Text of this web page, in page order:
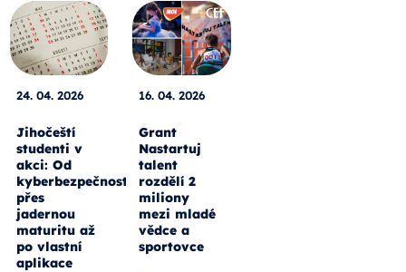
24. 04. 2026
Jihočeští
studenti v
akci: Od
kyberbezpečnosti
přes
jadernou
maturitu až
po vlastní
aplikace
16. 04. 2026
Grant
Nastartuj
talent
rozdělí 2
miliony
mezi mladé
vědce a
sportovce